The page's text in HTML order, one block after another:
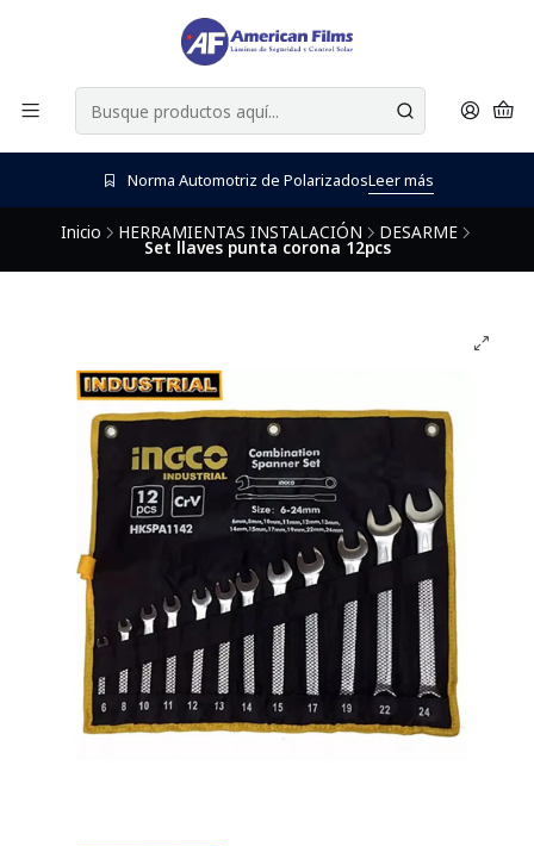
Norma Automotriz de PolarizadosLeer más
Inicio HERRAMIENTAS INSTALACIÓN DESARME
Set llaves punta corona 12pcs